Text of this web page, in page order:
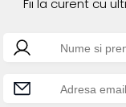
Fii la curent cu